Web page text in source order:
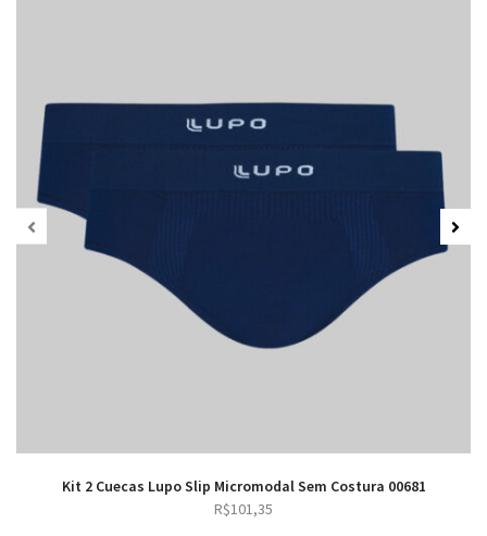
Kit 2 Cuecas Lupo Slip Micromodal Sem Costura 00681
R$101,35